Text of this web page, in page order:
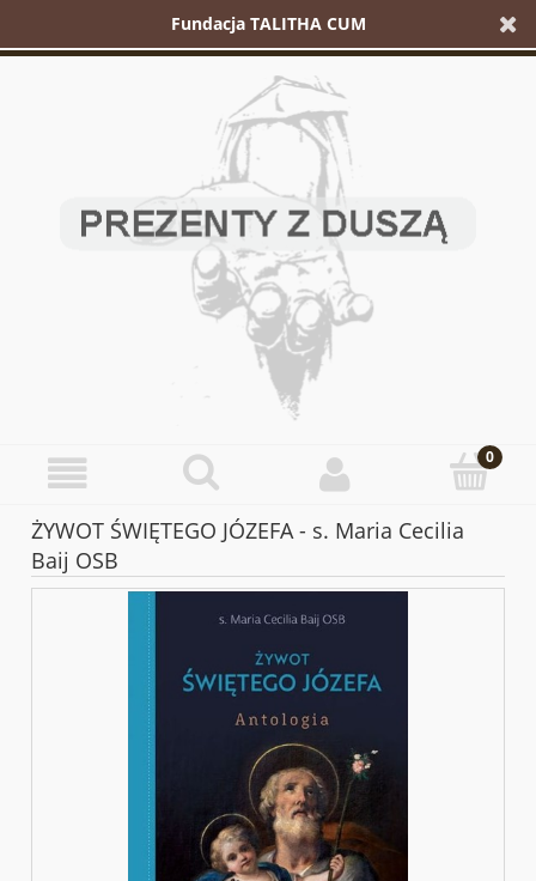
Fundacja TALITHA CUM
ŻYWOT ŚWIĘTEGO JÓZEFA - s. Maria Cecilia
Baij OSB